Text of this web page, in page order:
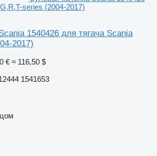
series (2004-2017)
1540426 для тягача Scania
2017)
€ ≈ 116,50 $
1541653